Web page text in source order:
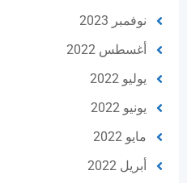
نوفمبر 2023
أغسطس 2022
يوليو 2022
يونيو 2022
مايو 2022
أبريل 2022